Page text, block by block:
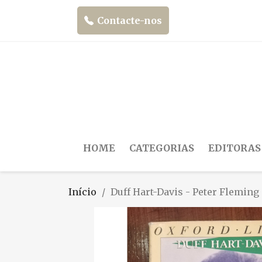
Contacte-nos
HOME CATEGORIAS EDITORAS
Início Duff Hart-Davis - Peter Fleming